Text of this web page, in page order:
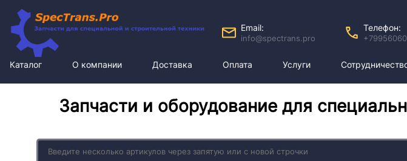
Email:
info@spectrans.pro
Телефон:
Каталог О компании Доставка Оплата Услуги
Запчасти и оборудование для